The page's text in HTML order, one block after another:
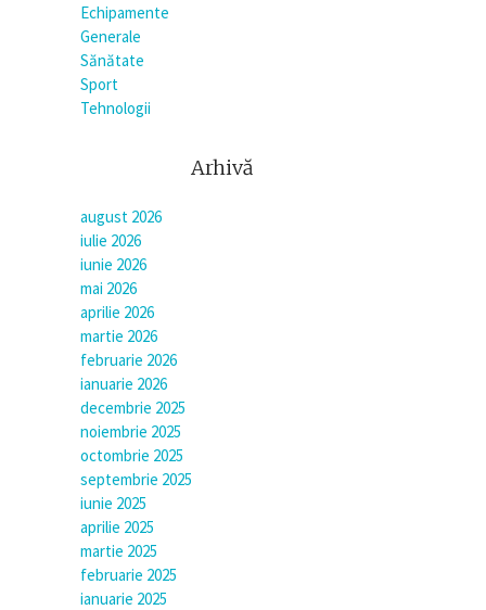
Echipamente
Generale
Sănătate
Sport
Tehnologii
Arhivă
august 2026
iulie 2026
iunie 2026
mai 2026
aprilie 2026
martie 2026
februarie 2026
ianuarie 2026
decembrie 2025
noiembrie 2025
octombrie 2025
septembrie 2025
iunie 2025
aprilie 2025
martie 2025
februarie 2025
ianuarie 2025